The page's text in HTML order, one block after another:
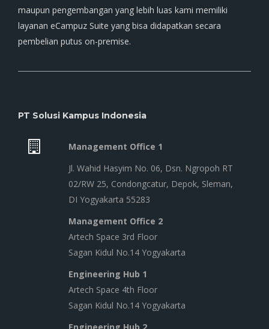
maupun pengembangan yang lebih luas kami memiliki
layanan eCampuz Suite yang bisa didapatkan secara
pembelian putus on-premise.
PT Solusi Kampus Indonesia
Management Office 1
Jl. Wahid Hasyim No. 06, Dsn. Ngropoh RT
02/RW 25, Condongcatur, Depok, Sleman,
DI Yogyakarta 55283
Management Office 2
Artech Space 3rd Floor
Sagan Kidul No.14 Yogyakarta
Engineering Hub 1
Artech Space 4th Floor
Sagan Kidul No.14 Yogyakarta